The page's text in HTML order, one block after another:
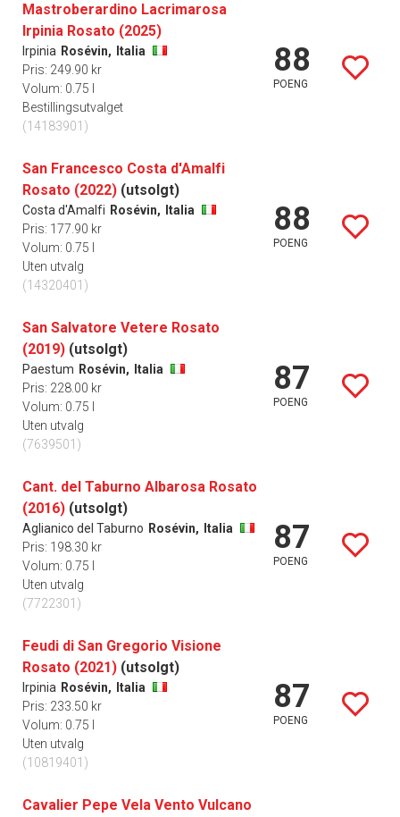
Mastroberardino Lacrimarosa
Irpinia Rosato (2025)
Irpinia Rosévin,
Italia
Pris: 249.90 kr
Volum: 0.75 l
Bestillingsutvalget
(14183901)
88
POENG
San Francesco Costa d'Amalfi
Rosato (2022) (utsolgt)
Costa d'Amalfi Rosévin,
Italia
Pris: 177.90 kr
Volum: 0.75 l
Uten utvalg
(14320401)
88
POENG
San Salvatore Vetere Rosato
(2019) (utsolgt)
Paestum Rosévin,
Italia
Pris: 228.00 kr
Volum: 0.75 l
Uten utvalg
(7639501)
87
POENG
Cant. del Taburno Albarosa Rosato
(2016) (utsolgt)
Aglianico del Taburno Rosévin,
Italia
Pris: 198.30 kr
Volum: 0.75 l
Uten utvalg
(7722301)
87
POENG
Feudi di San Gregorio Visione
Rosato (2021) (utsolgt)
Irpinia Rosévin,
Italia
Pris: 233.50 kr
Volum: 0.75 l
Uten utvalg
(10819401)
87
POENG
Cavalier Pepe Vela Vento Vulcano